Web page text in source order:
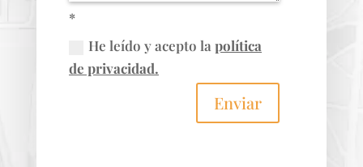
*
He leído y acepto la política
de privacidad.
Enviar